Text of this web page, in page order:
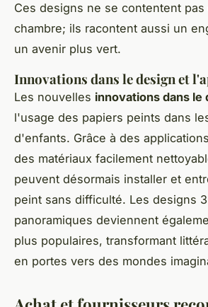
Ces designs ne se contentent
chambre; ils racontent aussi un
un avenir plus vert.
Innovations dans le design et
Les nouvelles innovations dans le
l'usage des papiers peints dans
d'enfants. Grâce à des
des matériaux facilement
peuvent désormais installer et
peint sans difficulté. Les designs
panoramiques deviennent
plus populaires, transformant
en portes vers des mondes